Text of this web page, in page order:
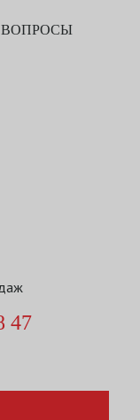
ВОПРОСЫ
47